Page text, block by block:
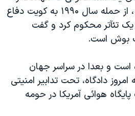
«سی‌پک»
تشريح می کرد سرباز زد ، از حمله سال ۱۹۹۰ به کويت دفاع
يک تئآتر محکوم کرد و گفت
بوش است.
و بعدا در سراسر جهان
دادگاه، تحت تدابير امنيتی
هوائی آمريکا در حومه